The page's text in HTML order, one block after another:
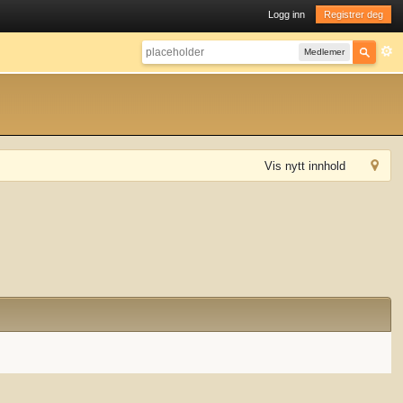
Logg inn Registrer deg
Medlemer
Vis nytt innhold